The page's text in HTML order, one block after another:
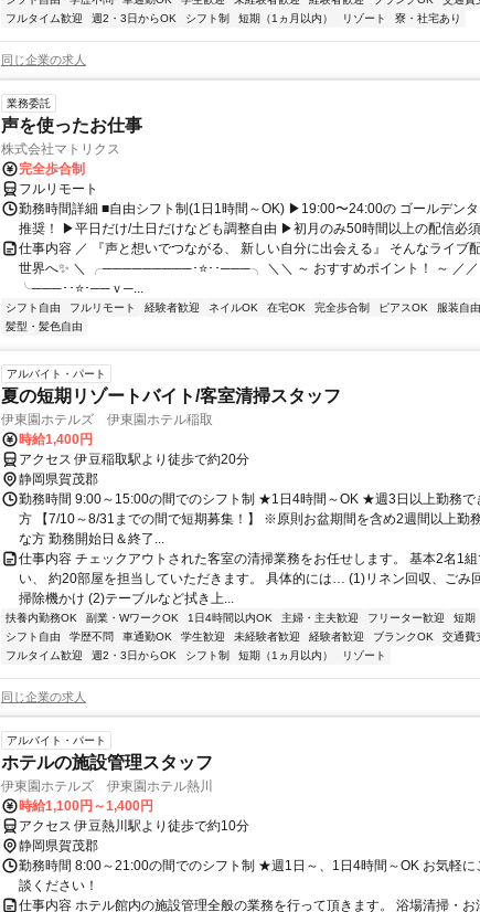
フルタイム歓迎
週2・3日からOK シフト制 短期（1ヵ月以内） リゾート 寮・社宅あり
同じ企業の求人
業務委託
声を使ったお仕事
株式会社マトリクス
完全歩合制
フルリモート
勤務時間詳細 ■自由シフト制(1日1時間～OK) ▶19:00〜24:00の ゴールデン
推奨！ ▶平日だけ/土日だけなども調整自由 ▶初月のみ50時間以上の配信必須
仕事内容 ／ 『声と想いでつながる、 新しい自分に出会える』 そんなライブ
世界へ✨ ＼ ╭─────────･⭐･･───╮ ＼＼ ～ おすすめポイント！ ～ ／／
╰───･･⭐･──ｖ─...
シフト自由 フルリモート 経験者歓迎 ネイルOK 在宅OK 完全歩合制 ピアスOK
服装自由
髪型・髪色自由
アルバイト・パート
夏の短期リゾートバイト/客室清掃スタッフ
伊東園ホテルズ 伊東園ホテル稲取
時給1,400円
アクセス 伊豆稲取駅より徒歩で約20分
静岡県賀茂郡
勤務時間 9:00～15:00の間でのシフト制 ★1日4時間～OK ★週3日以上勤務で
方 【7/10～8/31までの間で短期募集！】 ※原則お盆期間を含め2週間以上勤
な方 勤務開始日＆終了...
仕事内容 チェックアウトされた客室の清掃業務をお任せします。 基本2名1
い、 約20部屋を担当していただきます。 具体的には… (1)リネン回収、ごみ回
掃除機かけ (2)テーブルなど拭き上...
扶養内勤務OK 副業・WワークOK 1日4時間以内OK 主婦・主夫歓迎 フリーター歓迎
短期
シフト自由
学歴不問 車通勤OK 学生歓迎 未経験者歓迎 経験者歓迎 ブランクOK
交通費
フルタイム歓迎
週2・3日からOK シフト制 短期（1ヵ月以内） リゾート
同じ企業の求人
アルバイト・パート
ホテルの施設管理スタッフ
伊東園ホテルズ 伊東園ホテル熱川
時給1,100円～1,400円
アクセス 伊豆熱川駅より徒歩で約10分
静岡県賀茂郡
勤務時間 8:00～21:00の間でのシフト制 ★週1日～、1日4時間～OK お気軽に
談ください！
仕事内容 ホテル館内の施設管理全般の業務を行って頂きます。 浴場清掃・お